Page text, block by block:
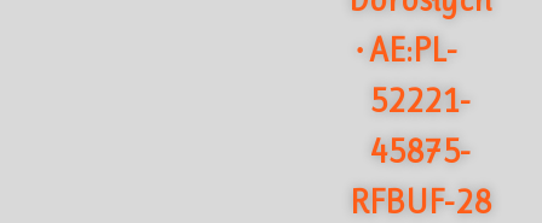
·AE:PL-
52221-
45875-
RFBUF-28